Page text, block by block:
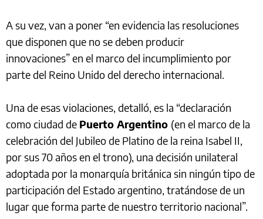
A su vez, van a poner “en evidencia las resoluciones
que disponen que no se deben producir
innovaciones” en el marco del incumplimiento por
parte del Reino Unido del derecho internacional.
Una de esas violaciones, detalló, es la “declaración
como ciudad de Puerto Argentino (en el marco de la
celebración del Jubileo de Platino de la reina Isabel II,
por sus 70 años en el trono), una decisión unilateral
adoptada por la monarquía británica sin ningún tipo de
participación del Estado argentino, tratándose de un
lugar que forma parte de nuestro territorio nacional”.